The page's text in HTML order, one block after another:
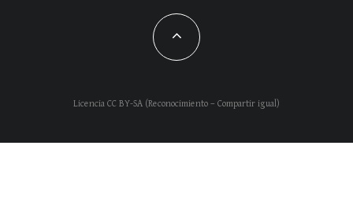
Licencia CC BY-SA (Reconocimiento – Compartir igual)